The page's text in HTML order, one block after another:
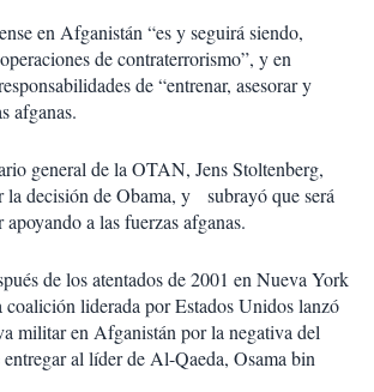
en Afganistán “es y seguirá siendo,
de contraterrorismo”, y en
de “entrenar, asesorar y
afganas.
general de la OTAN, Jens Stoltenberg,
la decisión de Obama, y subrayó que será
a las fuerzas afganas.
de los atentados de 2001 en Nueva York
liderada por Estados Unidos lanzó
militar en Afganistán por la negativa del
al líder de Al-Qaeda, Osama bin